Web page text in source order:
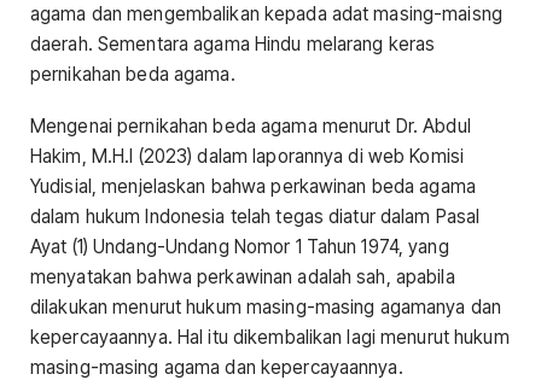
agama dan mengembalikan kepada adat masing-maisng
daerah. Sementara agama Hindu melarang keras
pernikahan beda agama.
Mengenai pernikahan beda agama menurut Dr. Abdul
Hakim, M.H.I (2023) dalam laporannya di web Komisi
Yudisial, menjelaskan bahwa perkawinan beda agama
dalam hukum Indonesia telah tegas diatur dalam Pasal
Ayat (1) Undang-Undang Nomor 1 Tahun 1974, yang
menyatakan bahwa perkawinan adalah sah, apabila
dilakukan menurut hukum masing-masing agamanya dan
kepercayaannya. Hal itu dikembalikan lagi menurut hukum
masing-masing agama dan kepercayaannya.